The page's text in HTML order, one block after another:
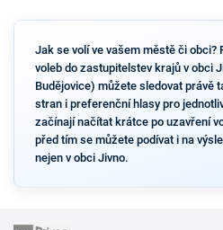
Jak se volí ve vašem městě či obci?
voleb do zastupitelstev krajů v obci
Budějovice) můžete sledovat právě
stran i preferenční hlasy pro
začínají načítat krátce po uzavření
před tím se můžete podívat i na
nejen v obci Jivno.